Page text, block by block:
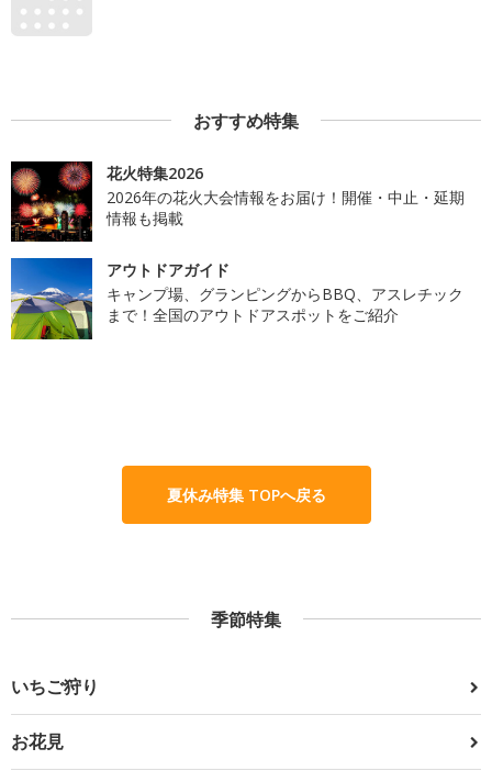
おすすめ特集
花火特集2026
2026年の花火大会情報をお届け！開催・中止・延期
情報も掲載
アウトドアガイド
キャンプ場、グランピングからBBQ、アスレチック
まで！全国のアウトドアスポットをご紹介
夏休み特集 TOPへ戻る
季節特集
いちご狩り
お花見